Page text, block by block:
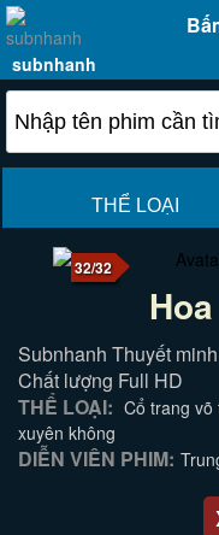
subnhanh
THỂ LOẠI
32/32
Subnhanh Thuyết
Chất lượng Full HD
THỂ LOẠI: Cổ trang
xuyên không
DIỄN VIÊN PHIM: